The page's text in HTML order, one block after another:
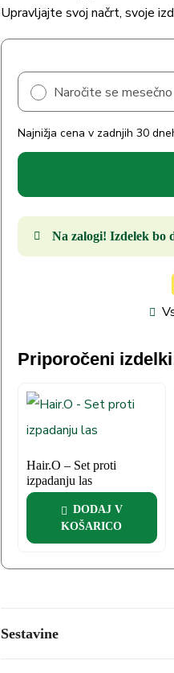
Upravljajte svoj načrt, svoje
Naročite se mesečno
Najnižja cena v zadnjih 30
Na zalogi! Izdelek bo
Priporočeni
Hair.O – Set proti
izpadanju las
DODAJ V
KOŠARICO
Sestavine